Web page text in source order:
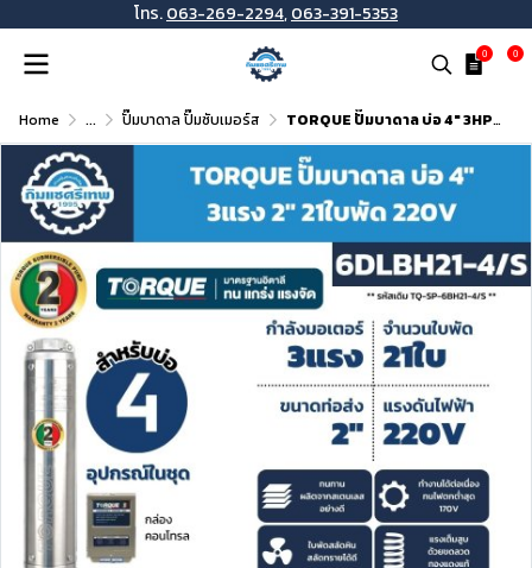
โทร.063-269-2294,063-391-5353
0 0
Home ... ปั๊มบาดาล ปั๊มซับเมอร์ส TORQUE ปั๊มบาดาล บ่อ 4" 3HP ท่อส่ง 2" 21ใบพัด 220V รุ่น 6DLBH21-4/S (ไม่รวมสายไฟ)